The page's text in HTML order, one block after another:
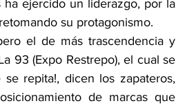
ejercido un liderazgo, por la
su protagonismo.
el de más trascendencia y
93 (Expo Restrepo), el cual se
repita!, dicen los zapateros,
de marcas que